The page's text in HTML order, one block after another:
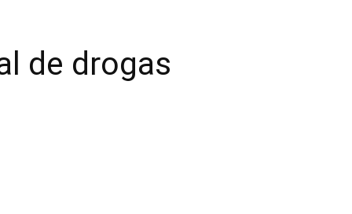
de drogas